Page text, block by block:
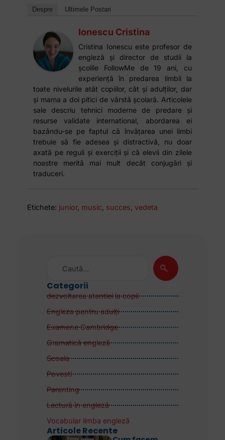
Despre Ultimele Postari
Ionescu Cristina
Cristina Ionescu este profesor de
engleză și director de studii la
școlile FollowMe de 19 ani, cu
experiență în predarea limbii la
toate nivelurile atât copiilor, cât și adulților, dar
și mama a doi pitici de vârstă școlară. Articolele
sale descriu tehnici moderne de predare și
resurse validate international, abordarea ei
bazându-se pe faptul că învățarea unei limbi
trebuie să fie adesea și distractivă, nu doar
axată pe reguli și exerciții și că elevii din zilele
noastre merită mai mult decât conjugări și
traduceri.
Etichete: junior, music, succes,vedeta
Categorii
dezvoltarea atentiei la copii
Engleza pentru adulţi
Examene Cambridge
Gramatică engleză
Scoala
Povesti
Parenting
Lectură în engleză
Vocabular limba engleză
Articole Recente